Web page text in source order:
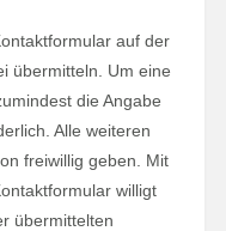
auf der
übermitteln. Um eine
die Angabe
Alle weiteren
freiwillig geben. Mit
willigt
übermittelten